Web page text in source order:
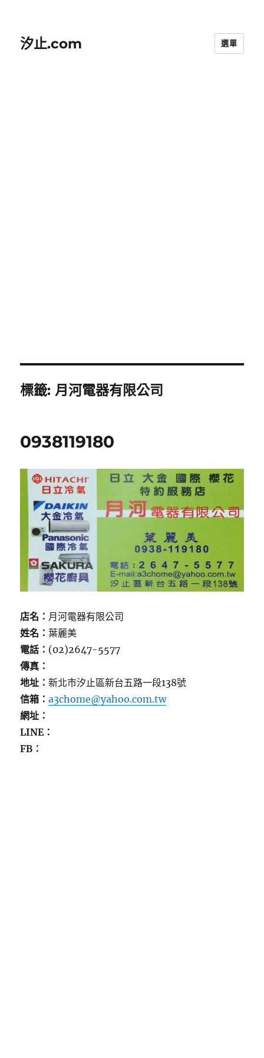
汐止.com 選單
標籤: 月河電器有限公司
0938119180
店名： 月河電器有限公司
姓名：葉麗美
電話： (02)2647-5577
傳真：
地址：新北市汐止區新台五路一段138號
信箱：a3chome@yahoo.com.tw
網址：
LINE：
FB：